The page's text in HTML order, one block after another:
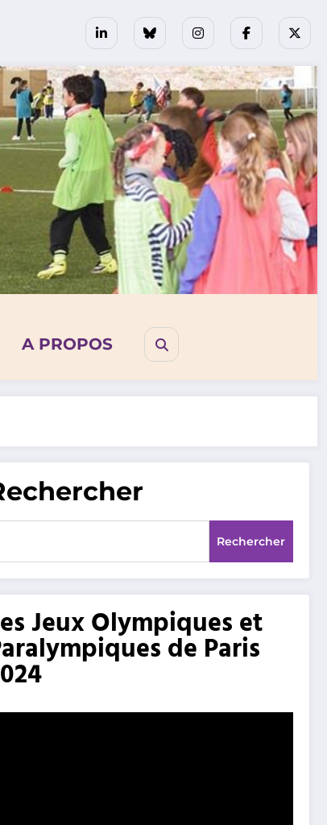
A PROPOS
Rechercher
Jeux Olympiques et
de Paris